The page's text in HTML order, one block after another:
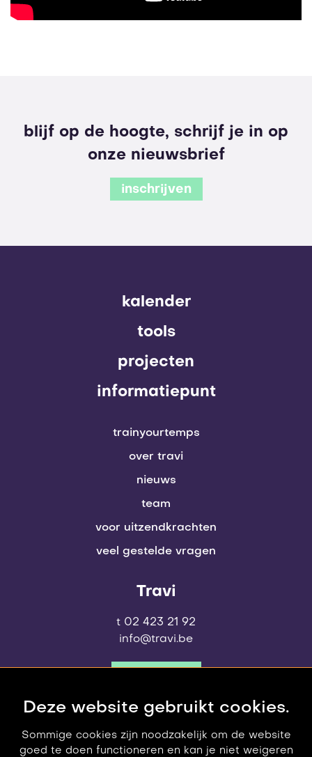
blijf op de hoogte, schrijf je in op
onze nieuwsbrief
inschrijven
kalender
tools
projecten
informatiepunt
trainyourtemps
over travi
nieuws
team
voor uitzendkrachten
veel gestelde vragen
Travi
t 02 423 21 92
info@travi.be
Deze website gebruikt cookies.
Sommige cookies zijn noodzakelijk om de website
goed te doen functioneren en kan je niet weigeren